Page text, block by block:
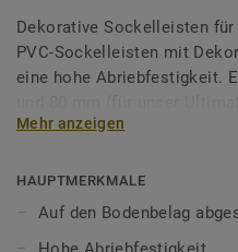
Dekorative Sockelleisten
PVC-Sockelleisten mit
eine hohe Abriebfestigkeit.
unsere Designböden
Mehr anzeigen
HAUPTMERKMALE
Auf den Bodenbelag